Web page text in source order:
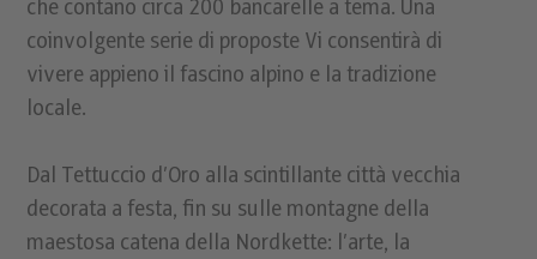
che contano circa 200 bancarelle a tema. Una
coinvolgente serie di proposte Vi consentirà di
vivere appieno il fascino alpino e la tradizione
locale.
Dal Tettuccio d’Oro alla scintillante città vecchia
decorata a festa, fin su sulle montagne della
maestosa catena della Nordkette: l’arte, la